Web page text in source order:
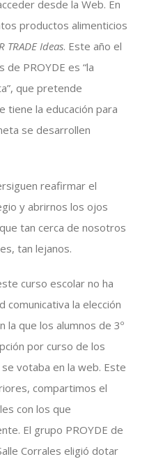
desde la Web. En
productos alimenticios
TRADE Ideas. Este año el
PROYDE es “la
que pretende
tiene la educación para
se desarrollen
reafirmar el
y abrirnos los ojos
tan cerca de nosotros
tan lejanos.
curso escolar no ha
comunicativa la elección
la que los alumnos de 3º
por curso de los
votaba en la web. Este
compartimos el
con los que
El grupo PROYDE de
Corrales eligió dotar